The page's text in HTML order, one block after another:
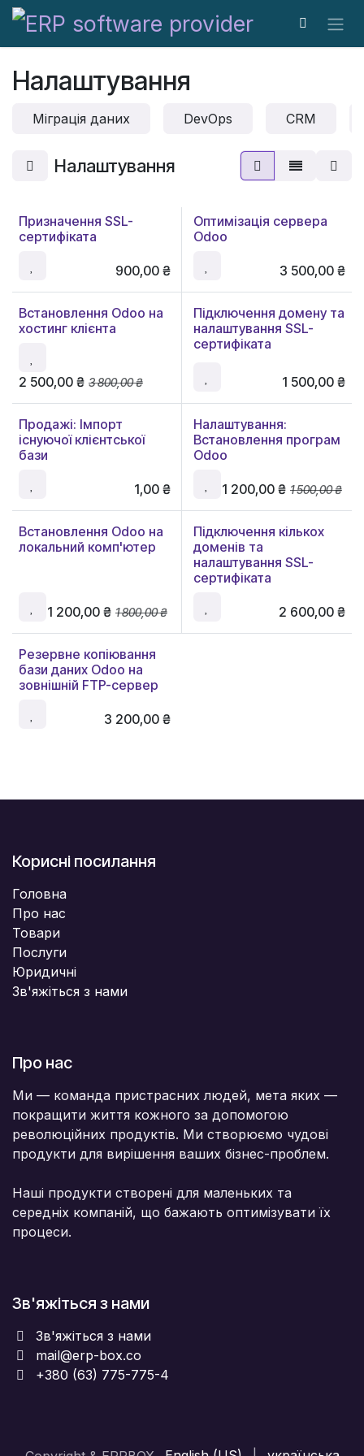
Skip to Content
Налаштування
Міграція даних DevOps CRM
Налаштування
Призначення SSL-
сертифіката
900,00₴
Оптимізація сервера
Odoo
3 500,00₴
Продаж
Встановлення Odoo на
хостинг клієнта
2 500,00 ₴ 3 800,00₴
Підключення домену та
налаштування SSL-
сертифіката
1 500,00₴
Продажі: Імпорт
існуючої клієнтської
бази
1,00₴
Налаштування:
Встановлення програм
Odoo
1 200,00₴ 1 500,00₴
Встановлення Odoo на
локальний комп'ютер
1 200,00₴ 1 800,00₴
Підключення кількох
доменів та
налаштування SSL-
сертифіката
2 600,00₴
Резервне копіювання
бази даних Odoo на
зовнішній FTP-сервер
3 200,00₴
Корисні посилання
Головна
Про нас
Товари
Послуги
Юридичні
Зв'яжіться з нами
Про нас
Ми — команда пристрасних людей, мета яких —
покращити життя кожного за допомогою
революційних продуктів. Ми створюємо чудові
продукти для вирішення ваших бізнес-проблем.
Наші продукти створені для маленьких та
середніх компаній, що бажають оптимізувати їх
процеси.
Зв'яжіться з нами
Зв'яжіться з нами
mail@erp-box.co
+380 (63) 775-775-4